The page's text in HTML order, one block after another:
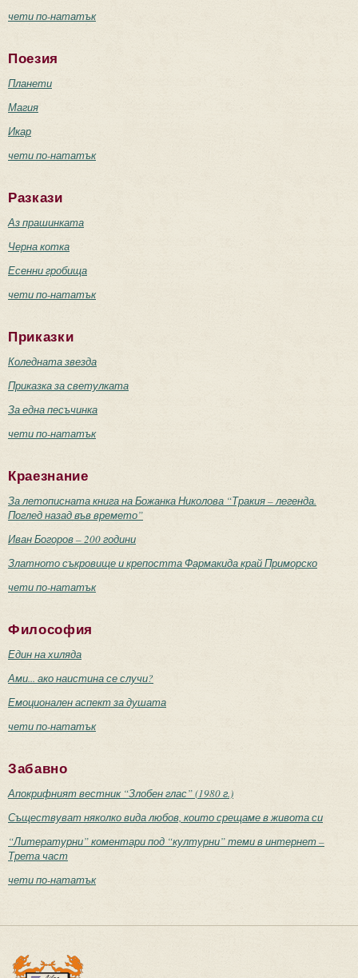
чети по-нататък
Поезия
Планети
Магия
Икар
чети по-нататък
Разкази
Аз прашинката
Черна котка
Есенни гробища
чети по-нататък
Приказки
Коледната звезда
Приказка за светулката
За една песъчинка
чети по-нататък
Краезнание
За летописната книга на Божанка Николова “Тракия – легенда.
Поглед назад във времето”
Иван Богоров – 200 години
Златното съкровище и крепостта Фармакида край Приморско
чети по-нататък
Философия
Един на хиляда
Ами... ако наистина се случи?
Емоционален аспект за душата
чети по-нататък
Забавно
Апокрифният вестник “Злобен глас” (1980 г.)
Съществуват няколко вида любов, които срещаме в живота си
“Литературни” коментари под “културни” теми в интернет –
Трета част
чети по-нататък